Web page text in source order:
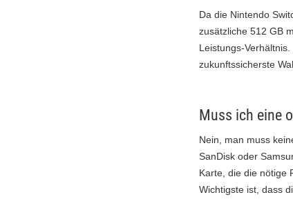
Da die Nintendo
zusätzliche 512 GB
Leistungs-
zukunftssicherste
Muss ich eine
Nein, man muss
SanDisk oder
Karte, die die nötige
Wichtigste ist, dass